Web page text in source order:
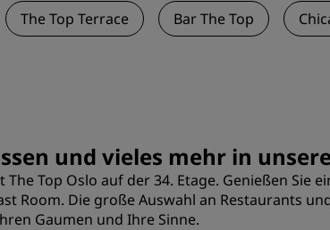
Restaurants
Radisson Hotels App
The Top Terrace Bar The Top
und vieles mehr in
Top Oslo auf der 34. Etage. Genießen Sie
Room. Die große Auswahl an Restaurants
Gaumen und Ihre Sinne.